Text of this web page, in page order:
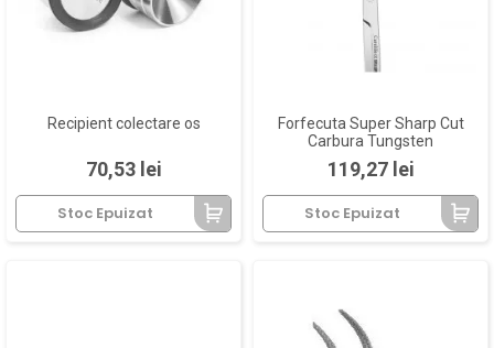
Recipient colectare os
Pret
70,53 lei
Stoc Epuizat
Forfecuta Super Sharp Cut
Carbura Tungsten
Pret
119,27 lei
Stoc Epuizat